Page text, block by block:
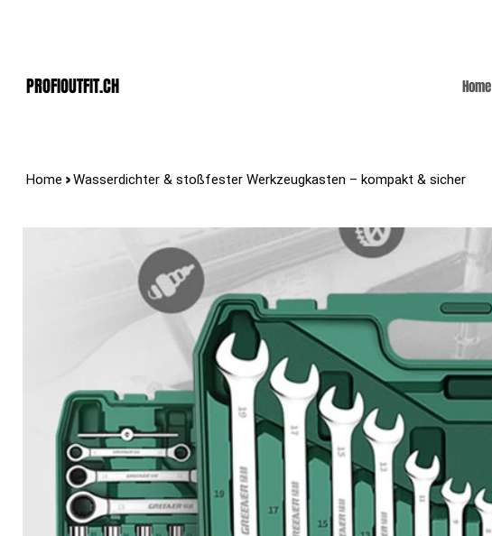
PROFIOUTFIT.cH Home
Home >Wasserdichter & stoßfester Werkzeugkasten – kompakt & sicher